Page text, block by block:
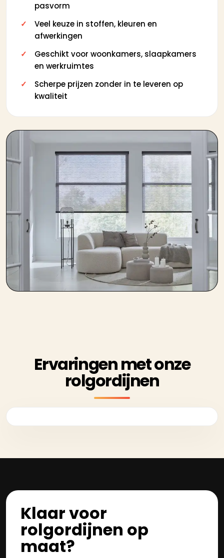
pasvorm
Veel keuze in stoffen, kleuren en
afwerkingen
Geschikt voor woonkamers, slaapkamers
en werkruimtes
Scherpe prijzen zonder in te leveren op
kwaliteit
Ervaringen met onze
rolgordijnen
Klaar voor
rolgordijnen op
maat?